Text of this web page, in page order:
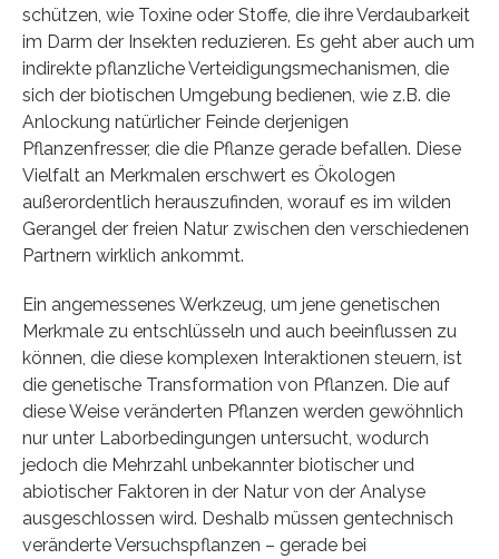
schützen, wie Toxine oder Stoffe, die ihre Verdaubarkeit
im Darm der Insekten reduzieren. Es geht aber auch um
indirekte pflanzliche Verteidigungsmechanismen, die
sich der biotischen Umgebung bedienen, wie z.B. die
Anlockung natürlicher Feinde derjenigen
Pflanzenfresser, die die Pflanze gerade befallen. Diese
Vielfalt an Merkmalen erschwert es Ökologen
außerordentlich herauszufinden, worauf es im wilden
Gerangel der freien Natur zwischen den verschiedenen
Partnern wirklich ankommt.
Ein angemessenes Werkzeug, um jene genetischen
Merkmale zu entschlüsseln und auch beeinflussen zu
können, die diese komplexen Interaktionen steuern, ist
die genetische Transformation von Pflanzen. Die auf
diese Weise veränderten Pflanzen werden gewöhnlich
nur unter Laborbedingungen untersucht, wodurch
jedoch die Mehrzahl unbekannter biotischer und
abiotischer Faktoren in der Natur von der Analyse
ausgeschlossen wird. Deshalb müssen gentechnisch
veränderte Versuchspflanzen – gerade bei